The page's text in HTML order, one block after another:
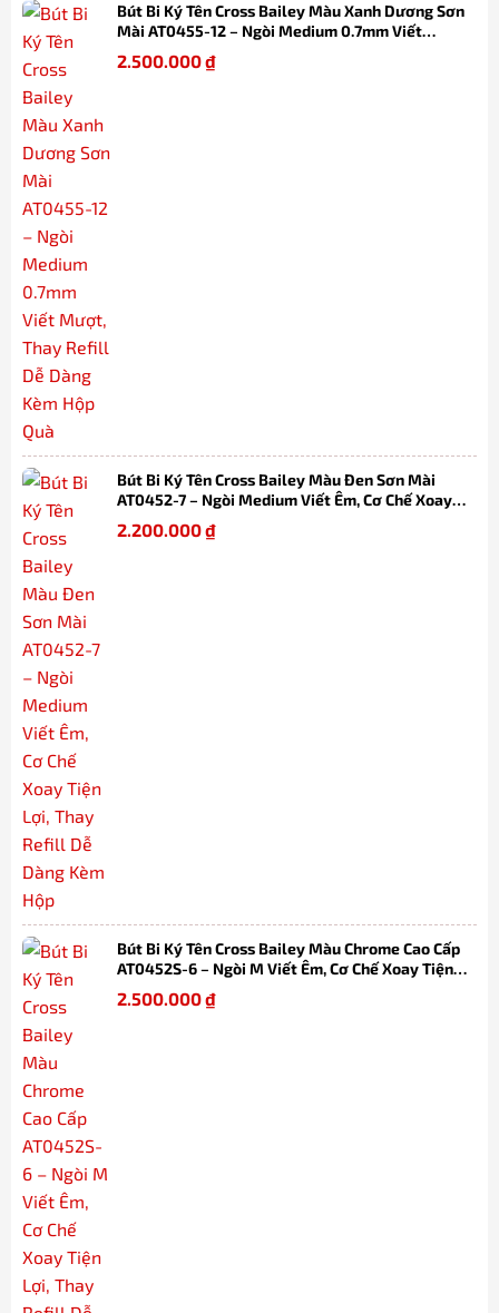
Bút Bi Ký Tên Cross Bailey Màu Xanh Dương Sơn
Mài AT0455-12 – Ngòi Medium 0.7mm Viết
Mượt, Thay Refill Dễ Dàng Kèm Hộp Quà
2.500.000₫
Bút Bi Ký Tên Cross Bailey Màu Đen Sơn Mài
AT0452-7 – Ngòi Medium Viết Êm, Cơ Chế Xoay
Tiện Lợi, Thay Refill Dễ Dàng Kèm Hộp
2.200.000₫
Bút Bi Ký Tên Cross Bailey Màu Chrome Cao Cấp
AT0452S-6 – Ngòi M Viết Êm, Cơ Chế Xoay Tiện
Lợi, Thay Refill Dễ Dàng Kèm Hộp
2.500.000₫